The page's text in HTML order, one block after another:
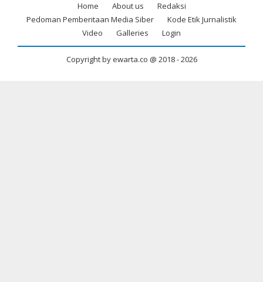
Footer
Home About us
Redaksi
Pedoman Pemberitaan Media Siber
Kode Etik Jurnalistik
Video
Galleries Login
Copyright by ewarta.co @ 2018 -2026